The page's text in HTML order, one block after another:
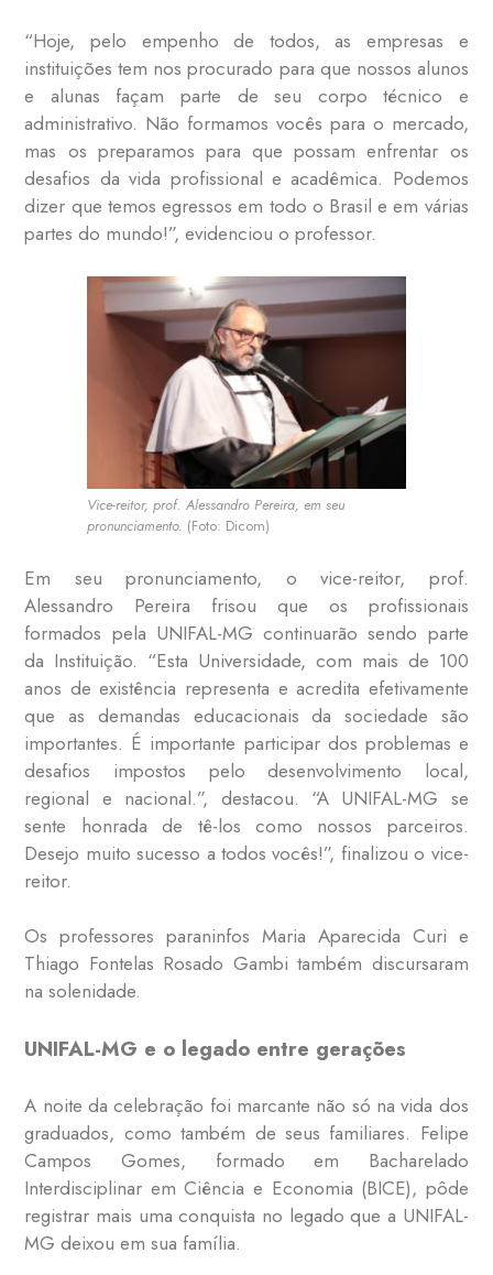
“Hoje, pelo empenho de todos, as empresas e
instituições tem nos procurado para que nossos alunos
e alunas façam parte de seu corpo técnico e
administrativo. Não formamos vocês para o mercado,
mas os preparamos para que possam enfrentar os
desafios da vida profissional e acadêmica. Podemos
dizer que temos egressos em todo o Brasil e em várias
partes do mundo!”, evidenciou o professor.
Vice-reitor, prof. Alessandro Pereira, em seu
pronunciamento. (Foto: Dicom)
Em seu pronunciamento, o vice-reitor, prof.
Alessandro Pereira frisou que os profissionais
formados pela UNIFAL-MG continuarão sendo parte
da Instituição. “Esta Universidade, com mais de 100
anos de existência representa e acredita efetivamente
que as demandas educacionais da sociedade são
importantes. É importante participar dos problemas e
desafios impostos pelo desenvolvimento local,
regional e nacional.”, destacou. “A UNIFAL-MG se
sente honrada de tê-los como nossos parceiros.
Desejo muito sucesso a todos vocês!”, finalizou o vice-
reitor.
Os professores paraninfos Maria Aparecida Curi e
Thiago Fontelas Rosado Gambi também discursaram
na solenidade.
UNIFAL-MG e o legado entre gerações
A noite da celebração foi marcante não só na vida dos
graduados, como também de seus familiares. Felipe
Campos Gomes, formado em Bacharelado
Interdisciplinar em Ciência e Economia (BICE), pôde
registrar mais uma conquista no legado que a UNIFAL-
MG deixou em sua família.